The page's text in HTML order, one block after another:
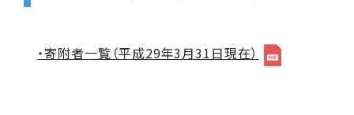
・寄附者一覧（平成29年3月31日現在）